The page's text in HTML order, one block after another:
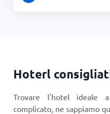
Hoterl
Trovare l'hotel ideale
complicato, ne sappiamo